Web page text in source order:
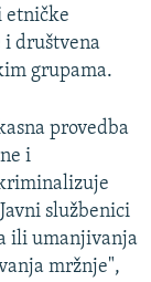
etničke
društvena
grupama.
provedba
i
službenici
ili umanjivanja
mržnje",